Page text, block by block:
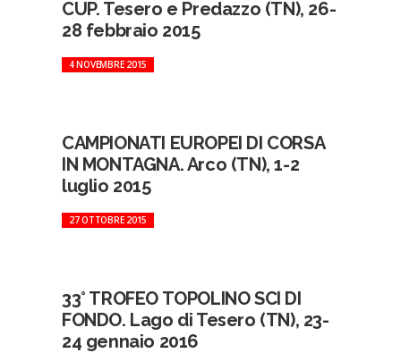
CUP. Tesero e Predazzo (TN), 26-
28 febbraio 2015
4 NOVEMBRE 2015
CAMPIONATI EUROPEI DI CORSA
IN MONTAGNA. Arco (TN), 1-2
luglio 2015
27 OTTOBRE 2015
33° TROFEO TOPOLINO SCI DI
FONDO. Lago di Tesero (TN), 23-
24 gennaio 2016